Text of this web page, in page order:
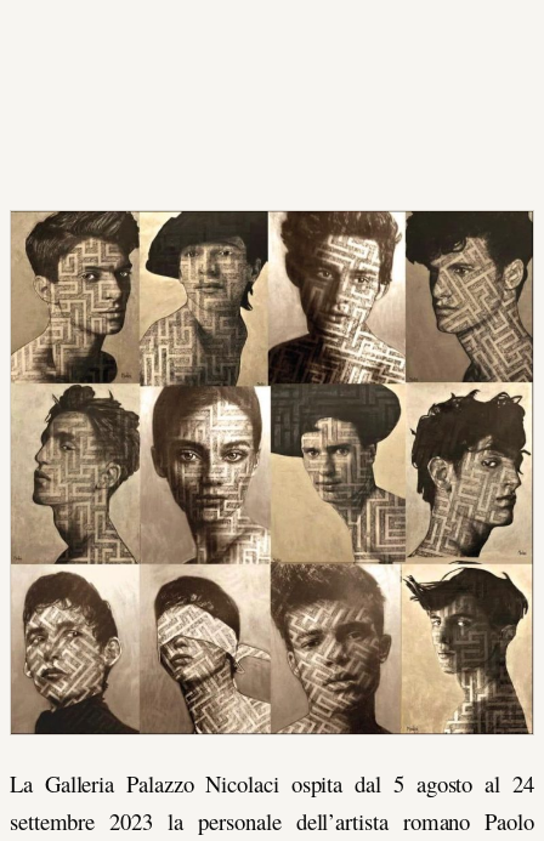
La Galleria Palazzo Nicolaci ospita dal 5 agosto al 24
settembre 2023 la personale dell’artista romano Paolo